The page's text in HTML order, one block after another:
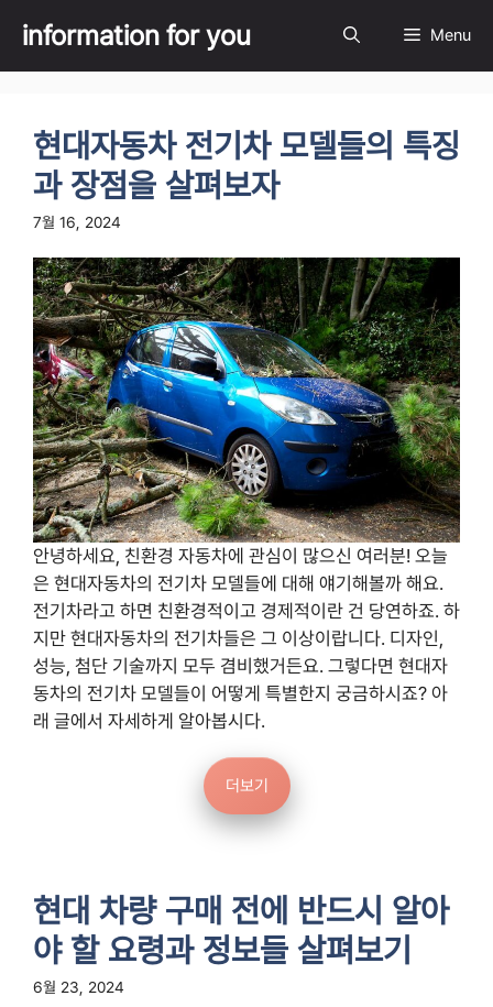
content
information for you Menu
현대자동차 전기차 모델들의 특징
과 장점을 살펴보자
7월 16, 2024
안녕하세요, 친환경 자동차에 관심이 많으신 여러분! 오늘
은 현대자동차의 전기차 모델들에 대해 얘기해볼까 해요.
전기차라고 하면 친환경적이고 경제적이란 건 당연하죠. 하
지만 현대자동차의 전기차들은 그 이상이랍니다. 디자인,
성능, 첨단 기술까지 모두 겸비했거든요. 그렇다면 현대자
동차의 전기차 모델들이 어떻게 특별한지 궁금하시죠? 아
래 글에서 자세하게 알아봅시다.
더보기
현대 차량 구매 전에 반드시 알아
야 할 요령과 정보들 살펴보기
6월 23, 2024